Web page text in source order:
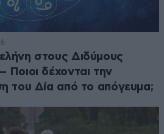
στους Διδύμους
Ποιοι δέχονται την
του Δία από το απόγευμα;